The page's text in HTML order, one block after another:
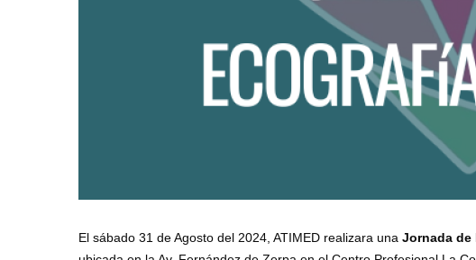
El sábado 31 de Agosto del 2024, ATIMED realizara una Jornada de